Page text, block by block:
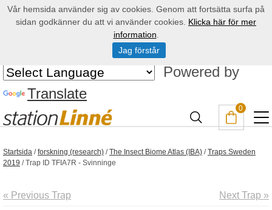
Powered by
Translate
0
Startsida /forskning (research) /The Insect Biome Atlas (IBA) /Traps Sweden
2019 /Trap ID TFIA7R - Svinninge
« Previous Trap Next Trap »
Vår hemsida använder sig av cookies. Genom att fortsätta surfa på
sidan godkänner du att vi använder cookies. Klicka här för mer
information
Jag förstår